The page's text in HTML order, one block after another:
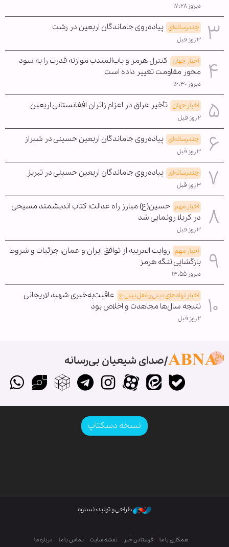
دیروز ۱۷:۲۸
چندرسانه‌ای پیاده‌روی جاماندگان اربعین در رشت
۳ روز قبل
اخبار جهان کنترل هرمز و باب‌المندب موازنه قدرت را به سود
محور مقاومت تغییر داده است
دیروز ۱۶:۳۰
اخبار جهان تأخیر عراق در اعزام زائران افغانستانی اربعین
۲ روز قبل
چندرسانه‌ای پیاده‌روی جاماندگان اربعین حسینی در شیراز
۳ روز قبل
چندرسانه‌ای پیاده‌روی جاماندگان اربعین حسینی در تبریز
۳ روز قبل
اخبار مهم حسین(ع) مبارز راه عدالت؛ کتاب اندیشمند مسیحی
در کربلا رونمایی شد
۳ روز قبل
اخبار مهم روایت العربیه از توافق ایران و عمان؛ جزئیات و شروط
بازگشایی تنگه هرمز
دیروز ۱۳:۵۵
اخبار نهادهای دینی و اهل بیتی ع عاقبت‌به‌خیری شهید لاریجانی
نتیجه سال‌ها مجاهدت و اخلاص بود
۲ روز قبل
صدای شیعیان بی‌رسانه
نسخه دسکتاپ
طراحی و تولید: نستوه
همکاری با ما فرستادن خبر نقشه سایت تماس با ما درباره ما